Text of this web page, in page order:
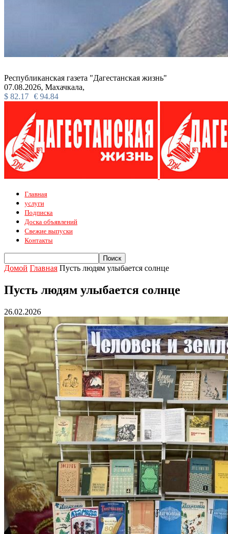
Республиканская газета "Дагестанская жизнь"
07.08.2026, Махачкала,
$ 82.17 € 94.84
Главная
услуги
Подписка
Доска объявлений
Свежие выпуски
Контакты
Домой Главная Пусть людям улыбается солнце
Пусть людям улыбается солнце
26.02.2026